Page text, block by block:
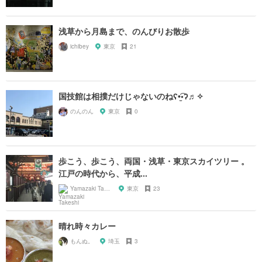
浅草から月島まで、のんびりお散歩
ichibey 東京 21
国技館は相撲だけじゃないのねʕ•̫͡•ʔ♬✧
のんのん 東京 0
歩こう、歩こう、両国・浅草・東京スカイツリー 。
江戸の時代から、平成...
Yamazaki Takeshi 東京 23
晴れ時々カレー
もんぬ。 埼玉 3